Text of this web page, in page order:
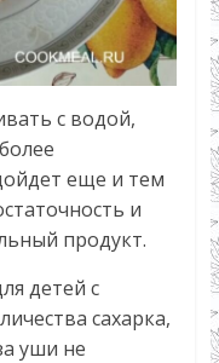
с водой,
еще и тем
и
продукт.
детей с
сахарка,
уши не